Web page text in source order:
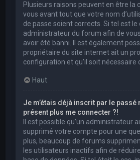
Plusieurs raisons peuvent en être la
vous avant tout que votre nom
de passe soient corrects. Si tel est
administrateur du forum afin de
avoir été banni. Il est également
propriétaire du site internet ait un
configuration et qu’il soit nécessaire
Haut
Je m’étais déjà inscrit par le passé
présent plus me connecter ?!
Il est possible qu’un administrateur
supprimé votre compte pour une
plus, beaucoup de forums
les utilisateurs inactifs afin de